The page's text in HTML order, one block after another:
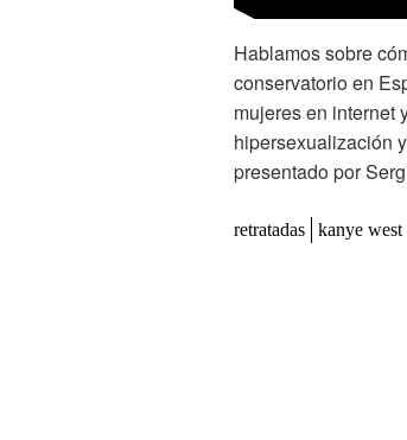
Hablamos sobre
conservatorio en
mujeres en internet
hipersexualización
presentado por
retratadas kanye west